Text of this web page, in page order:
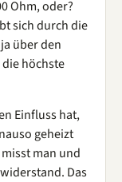
Ohm, oder?
sich durch die
über den
höchste
Einfluss hat,
geheizt
man und
Das